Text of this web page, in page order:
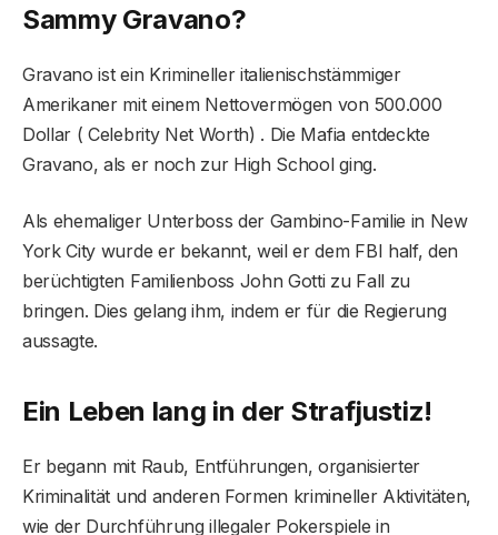
Sammy Gravano?
Gravano ist ein Krimineller italienischstämmiger
Amerikaner mit einem Nettovermögen von 500.000
Dollar ( Celebrity Net Worth) . Die Mafia entdeckte
Gravano, als er noch zur High School ging.
Als ehemaliger Unterboss der Gambino-Familie in New
York City wurde er bekannt, weil er dem FBI half, den
berüchtigten Familienboss John Gotti zu Fall zu
bringen. Dies gelang ihm, indem er für die Regierung
aussagte.
Ein Leben lang in der Strafjustiz!
Er begann mit Raub, Entführungen, organisierter
Kriminalität und anderen Formen krimineller Aktivitäten,
wie der Durchführung illegaler Pokerspiele in